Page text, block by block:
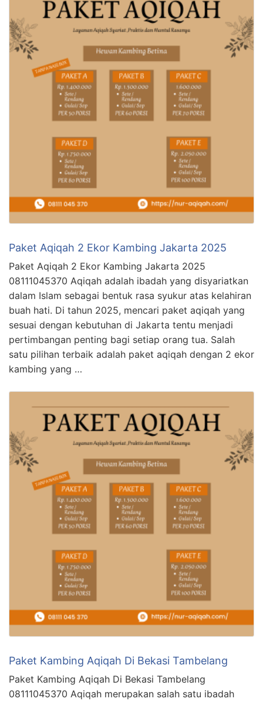
Paket Aqiqah 2 Ekor Kambing Jakarta 2025
Paket Aqiqah 2 Ekor Kambing Jakarta 2025
08111045370 Aqiqah adalah ibadah yang disyariatkan
dalam Islam sebagai bentuk rasa syukur atas kelahiran
buah hati. Di tahun 2025, mencari paket aqiqah yang
sesuai dengan kebutuhan di Jakarta tentu menjadi
pertimbangan penting bagi setiap orang tua. Salah
satu pilihan terbaik adalah paket aqiqah dengan 2 ekor
kambing yang …
Paket Kambing Aqiqah Di Bekasi Tambelang
Paket Kambing Aqiqah Di Bekasi Tambelang
08111045370 Aqiqah merupakan salah satu ibadah